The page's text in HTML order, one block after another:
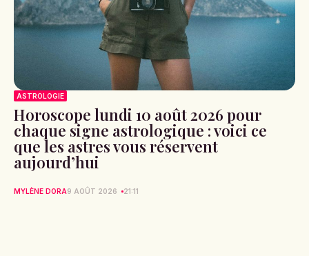
ASTROLOGIE
Horoscope lundi 10 août 2026 pour
chaque signe astrologique : voici ce
que les astres vous réservent
aujourd’hui
MYLÈNE DORA9 AOÛT 2026 21:11